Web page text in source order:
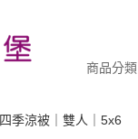
商品分類
四季涼被｜雙人｜5x6